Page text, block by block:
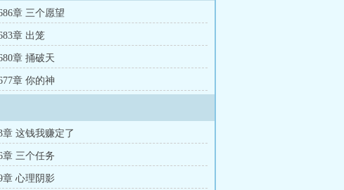
章 三个愿望
章 出笼
章 捅破天
章 你的神
章 这钱我赚定了
章 三个任务
章 心理阴影